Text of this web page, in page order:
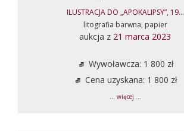
ILUSTRACJA DO „APOKALIPSY”, 19...
litografia barwna, papier
aukcja z 21 marca 2023
Wywoławcza: 1 800 zł
Cena uzyskana: 1 800 zł
... więcej ...